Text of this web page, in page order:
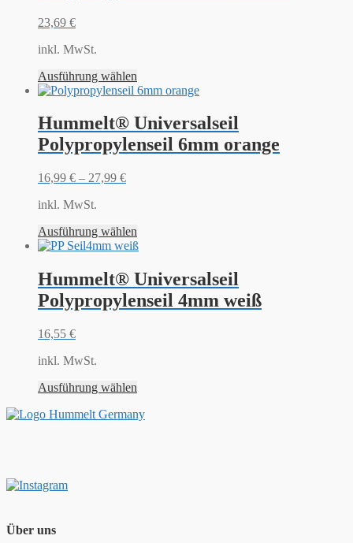
23,69 €
inkl. MwSt.
Ausführung wählen
Hummelt® Universalseil
Polypropylenseil 6mm orange
16,99 € – 27,99 €
inkl. MwSt.
Ausführung wählen
Hummelt® Universalseil
Polypropylenseil 4mm weiß
16,55 €
inkl. MwSt.
Ausführung wählen
Über uns